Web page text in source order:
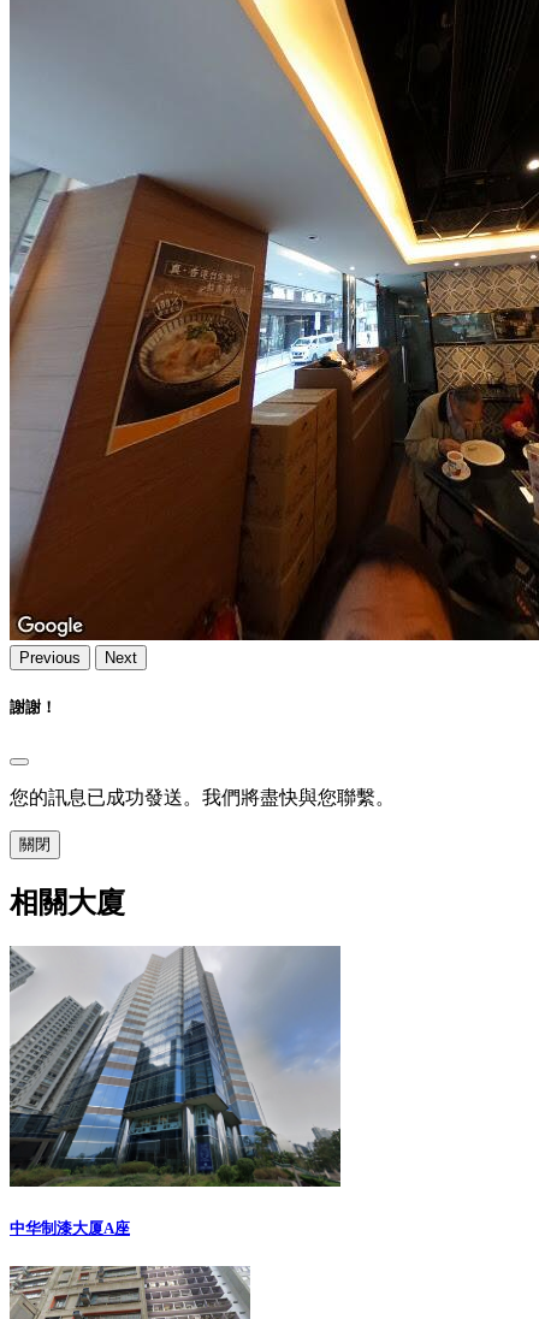
Previous Next
謝謝！
您的訊息已成功發送。我們將盡快與您聯繫。
關閉
相關大廈
中华制漆大厦A座